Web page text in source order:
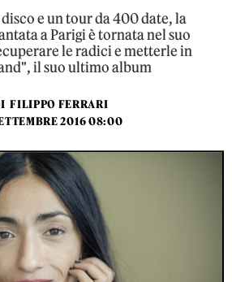
e un tour da 400 date, la
a Parigi è tornata nel suo
le radici e metterle in
il suo ultimo album
FILIPPO FERRARI
2016 08:00